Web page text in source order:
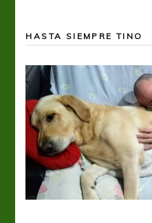
HASTA SIEMPRE TINO